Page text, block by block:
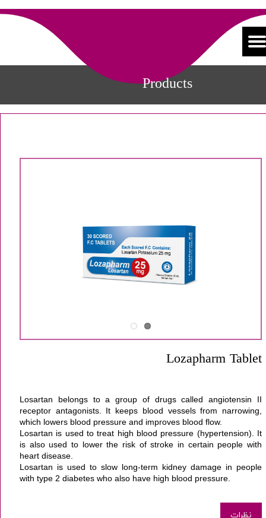
Products
Lozapharm Tablet
Losartan belongs to a group of drugs called angiotensin II
receptor antagonists. It keeps blood vessels from narrowing,
which lowers blood pressure and improves blood flow.
Losartan is used to treat high blood pressure (hypertension) . It
is also used to lower the risk ofstroke in certain people with
heart disease.
Losartan is used to slow long-term kidney damage in people
with type 2 diabetes who also have high blood pressure.
نظرات